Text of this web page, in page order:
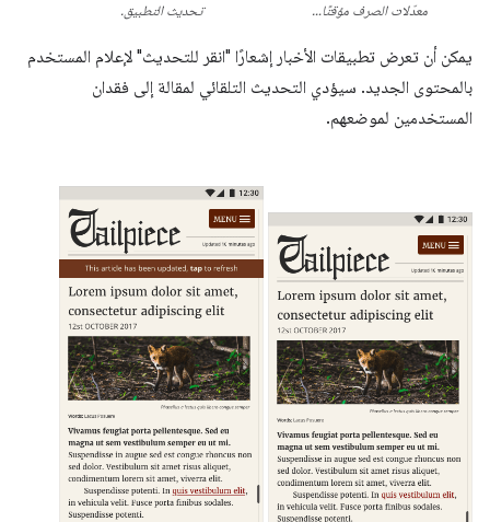
معدّلات الصرف مؤقتًا…
تحديث التطبيق.
يمكن أن تعرض تطبيقات الأخبار إشعارًا "انقر للتحديث" لإعلام المستخدم
بالمحتوى الجديد. سيؤدي التحديث التلقائي لمقالة إلى فقدان
المستخدمين لموضعهم.